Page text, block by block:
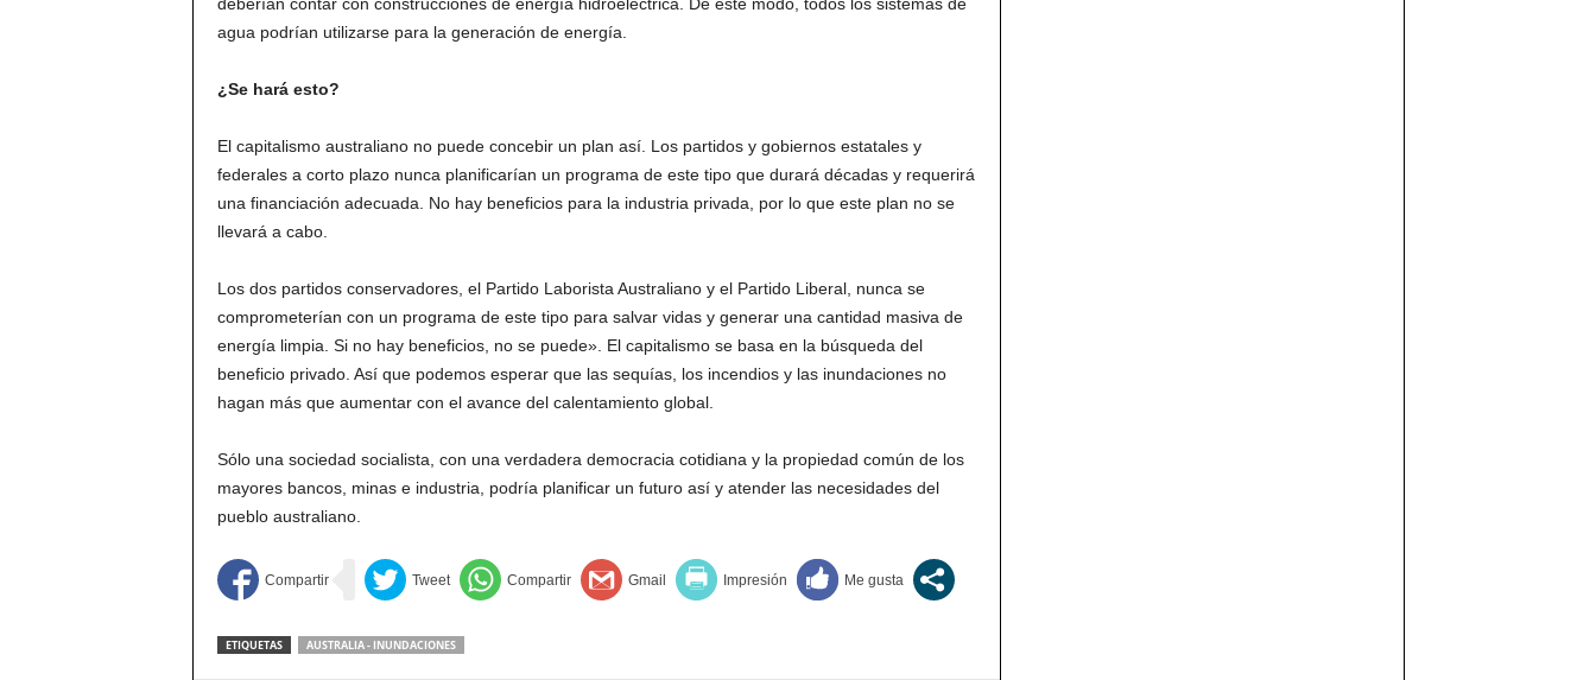
agua podrían utilizarse para la generación de energía.
¿Se hará esto?
El capitalismo australiano no puede concebir un plan así. Los partidos y gobiernos estatales y
federales a corto plazo nunca planificarían un programa de este tipo que durará décadas y requerirá
una financiación adecuada. No hay beneficios para la industria privada, por lo que este plan no se
llevará a cabo.
Los dos partidos conservadores, el Partido Laborista Australiano y el Partido Liberal, nunca se
comprometerían con un programa de este tipo para salvar vidas y generar una cantidad masiva de
energía limpia. Si no hay beneficios, no se puede». El capitalismo se basa en la búsqueda del
beneficio privado. Así que podemos esperar que las sequías, los incendios y las inundaciones no
hagan más que aumentar con el avance del calentamiento global.
Sólo una sociedad socialista, con una verdadera democracia cotidiana y la propiedad común de los
mayores bancos, minas e industria, podría planificar un futuro así y atender las necesidades del
pueblo australiano.
ETIQUETAS AUSTRALIA - INUNDACIONES